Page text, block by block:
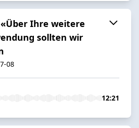
«Über Ihre weitere
sollten wir
08
12:21